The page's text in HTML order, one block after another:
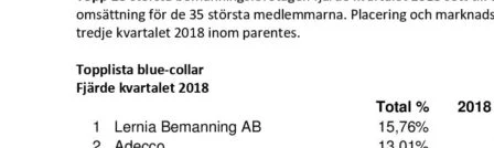
Medlemskap
Våra frågor
Kurser och aktiviteter